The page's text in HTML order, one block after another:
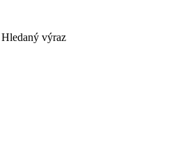
Hledaný výraz